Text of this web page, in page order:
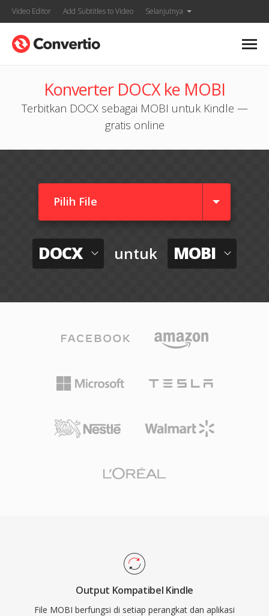
Video Editor Add Subtitles to Video Selanjutnya
Konverter DOCX ke MOBI
Terbitkan DOCX sebagai MOBI untuk Kindle —
gratis online
Pilih File
DOCX untuk MOBI
Output Kompatibel Kindle
File MOBI berfungsi di setiap perangkat dan aplikasi